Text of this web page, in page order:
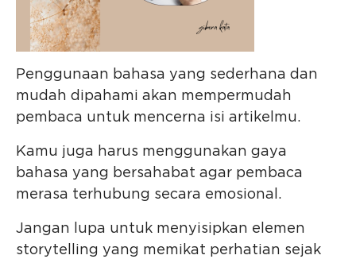
Penggunaan bahasa yang sederhana dan
mudah dipahami akan mempermudah
pembaca untuk mencerna isi artikelmu.
Kamu juga harus menggunakan gaya
bahasa yang bersahabat agar pembaca
merasa terhubung secara emosional.
Jangan lupa untuk menyisipkan elemen
storytelling yang memikat perhatian sejak